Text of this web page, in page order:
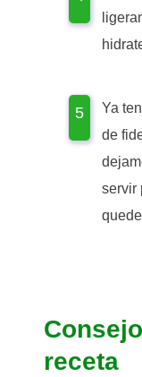
Ya
de
servir
receta